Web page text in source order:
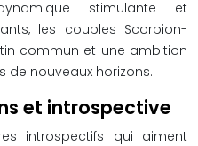
stimulante et
les couples Scorpion-
commun et une ambition
de nouveaux horizons.
et introspective
introspectifs qui aiment